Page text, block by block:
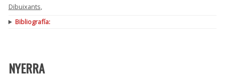
Dibuixants,
Bibliografía:
NYERRA